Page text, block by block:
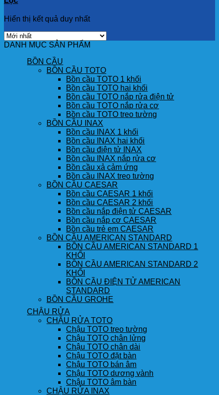
Hiển thị kết quả duy nhất
DANH MỤC SẢN PHẨM
BỒN CẦU
BỒN CẦU TOTO
Bồn cầu TOTO 1 khối
Bồn cầu TOTO hai khối
Bồn cầu TOTO nắp rửa điện tử
Bồn cầu TOTO nắp rửa cơ
Bồn cầu TOTO treo tường
BỒN CẦU INAX
Bồn cầu INAX 1 khối
Bồn cầu INAX hai khối
Bồn cầu điện tử INAX
Bồn cầu INAX nắp rửa cơ
Bồn cầu xả cảm ứng
Bồn cầu INAX treo tường
BỒN CẦU CAESAR
Bồn cầu CAESAR 1 khối
Bồn cầu CAESAR 2 khối
Bồn cầu nắp điện tử CAESAR
Bồn cầu nắp cơ CAESAR
Bồn cầu trẻ em CAESAR
BỒN CẦU AMERICAN STANDARD
BỒN CẦU AMERICAN STANDARD 1
KHỐI
BỒN CẦU AMERICAN STANDARD 2
KHỐI
BỒN CẦU ĐIỆN TỬ AMERICAN
STANDARD
BỒN CẦU GROHE
CHẬU RỬA
CHẬU RỬA TOTO
Chậu TOTO treo tường
Chậu TOTO chân lửng
Chậu TOTO chân dài
Chậu TOTO đặt bàn
Chậu TOTO bán âm
Chậu TOTO dương vành
Chậu TOTO âm bàn
CHẬU RỬA INAX